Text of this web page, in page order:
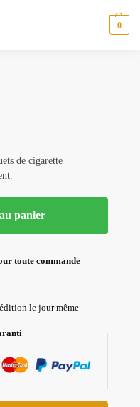
0
de cigarette
panier
toute commande
le jour même